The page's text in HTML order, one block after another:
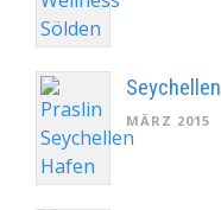
Seychellen
MÄRZ 2015